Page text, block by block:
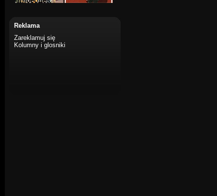
Reklama
Zareklamuj się
Kolumny i glosniki